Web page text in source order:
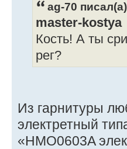
ag-70
master-kostya
Кость! А ты
рег?
Из гарнитуры
электретный
«HMO0603A